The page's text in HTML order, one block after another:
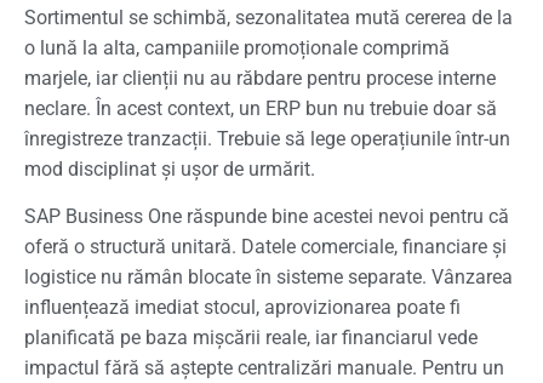
Sortimentul se schimbă, sezonalitatea mută cererea de la
o lună la alta, campaniile promoționale comprimă
marjele, iar clienții nu au răbdare pentru procese interne
neclare. În acest context, un ERP bun nu trebuie doar să
înregistreze tranzacții. Trebuie să lege operațiunile într-un
mod disciplinat și ușor de urmărit.
SAP Business One răspunde bine acestei nevoi pentru că
oferă o structură unitară. Datele comerciale, financiare și
logistice nu rămân blocate în sisteme separate. Vânzarea
influențează imediat stocul, aprovizionarea poate fi
planificată pe baza mișcării reale, iar financiarul vede
impactul fără să aștepte centralizări manuale. Pentru un